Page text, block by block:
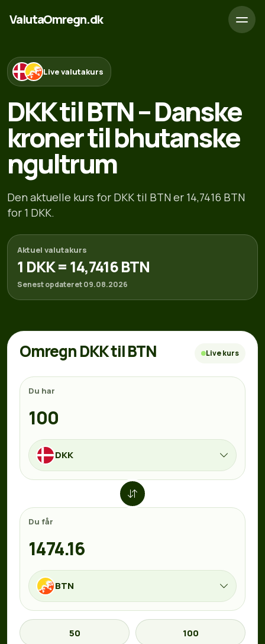
ValutaOmregn.dk
Live valutakurs
DKK til BTN – Danske
kroner til bhutanske
ngultrum
Den aktuelle kurs for DKK til BTN er 14,7416 BTN
for 1 DKK.
Aktuel valutakurs
1 DKK = 14,7416 BTN
Senest opdateret 09.08.2026
Omregn DKK til BTN Live kurs
Du har
DKK
Du får
BTN
50 100